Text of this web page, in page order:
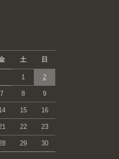
土 日
1 2
7 8 9
15 16
22 23
29 30